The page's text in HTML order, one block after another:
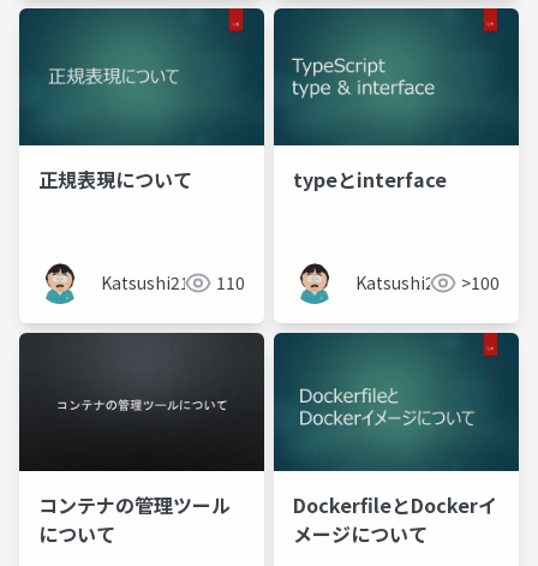
正規表現について
Katsushi21 110
typeとinterface
Katsushi21 >100
コンテナの管理ツール
について
DockerfileとDockerイ
メージについて